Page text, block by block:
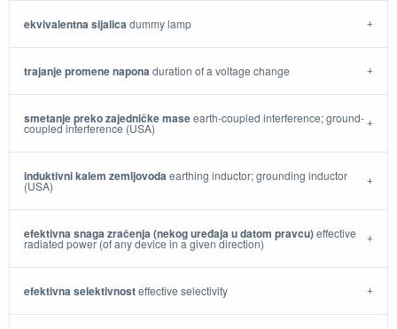
ekvivalentna sijalicadummy lamp
trajanje promene naponaduration of a voltage change
smetanje preko zajedničke maseearth-coupled interference; ground-
coupled interference (USA)
induktivni kalem zemljovodaearthing inductor; grounding inductor
(USA)
efektivna snaga zračenja (nekog uređaja u datom pravcu)effective
radiated power (of any device in a given direction)
efektivna selektivnosteffective selectivity